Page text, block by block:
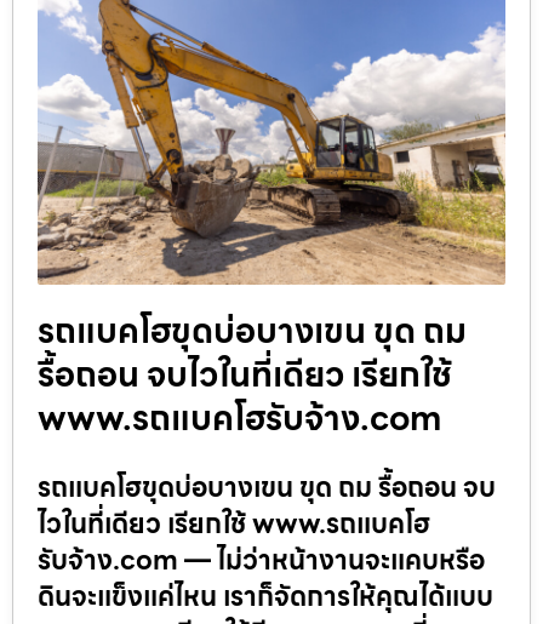
รถแบคโฮขุดบ่อบางเขน ขุด ถม
รื้อถอน จบไวในที่เดียว เรียกใช้
www.รถแบคโฮรับจ้าง.com
รถแบคโฮขุดบ่อบางเขน ขุด ถม รื้อถอน จบ
ไวในที่เดียว เรียกใช้ www.รถแบคโฮ
รับจ้าง.com — ไม่ว่าหน้างานจะแคบหรือ
ดินจะแข็งแค่ไหน เราก็จัดการให้คุณได้แบบ